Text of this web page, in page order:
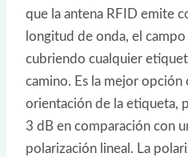
que la antena RFID emite
longitud de onda, el
cubriendo cualquier
camino. Es la mejor opción
orientación de la etiqueta,
3 dB en comparación con
polarización lineal. La